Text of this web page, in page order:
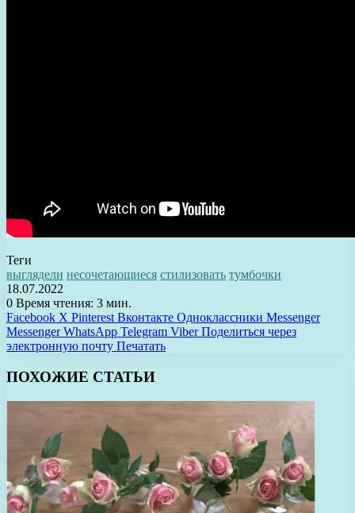
Теги
выглядели несочетающиеся стилизовать тумбочки
18.07.2022
0 Время чтения: 3 мин.
Facebook X Pinterest Вконтакте Одноклассники Messenger
Messenger WhatsApp Telegram Viber Поделиться через
электронную почту Печатать
ПОХОЖИЕ СТАТЬИ